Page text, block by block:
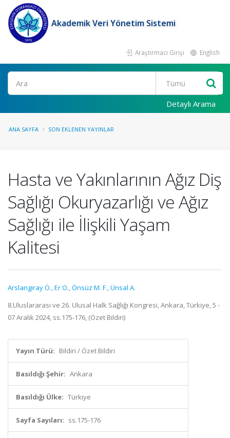
Akademik Veri Yönetim Sistemi
Araştırmacı Girişi English
Ara
Detaylı Arama
ANA SAYFA SON EKLENEN YAYINLAR
Hasta ve Yakınlarının Ağız Diş
Sağlığı Okuryazarlığı ve Ağız
Sağlığı ile İlişkili Yaşam
Kalitesi
Arslangiray Ö.,Er O.,Önsüz M. F.,Ünsal A.
8.Uluslararası ve 26. Ulusal Halk Sağlığı Kongresi, Ankara, Türkiye, 5 -
07 Aralık 2024, ss.175-176, (Özet Bildiri)
Yayın Türü: Bildiri / Özet Bildiri
Basıldığı Şehir: Ankara
Basıldığı Ülke: Türkiye
Sayfa Sayıları: ss.175-176